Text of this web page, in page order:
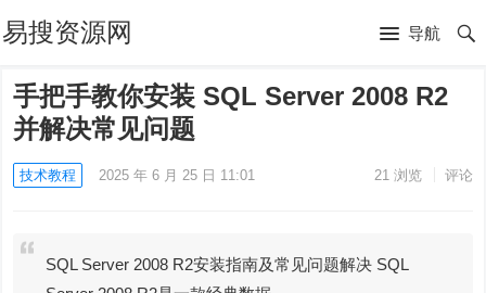
易搜资源网 导航
手把手教你安装 SQL Server 2008 R2
并解决常见问题
技术教程 2025 年 6 月 25 日 11:01 21浏览 评论
SQL Server 2008 R2安装指南及常见问题解决 SQL